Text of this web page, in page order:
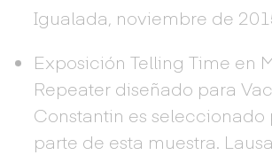
Igualada, noviembre de
Exposición Telling Time en
Repeater diseñado para
Constantin es
parte de esta muestra.